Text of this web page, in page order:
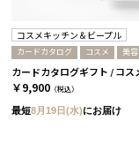
コスメキッチン＆ビープル
カードカタログ コスメ 美容
￥9,900 （税込）
最短8月19日(水)にお届け